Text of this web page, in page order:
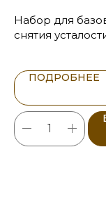
Набор для
снятия
ПОДРОБНЕЕ